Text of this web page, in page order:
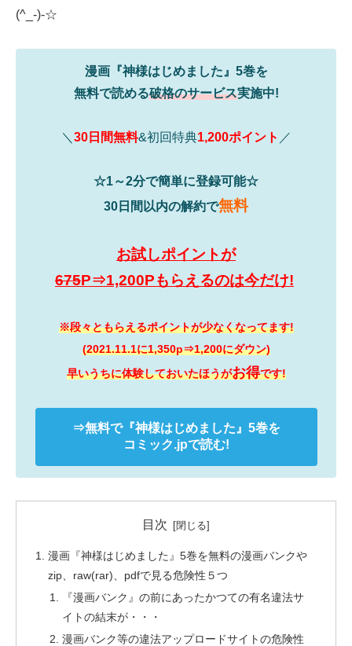
(^_-)-☆
漫画『神様はじめました』5巻を
無料で読める破格のサービス実施中!
＼ 30日間無料&初回特典1,200ポイント ／
☆1～2分で簡単に登録可能☆
30日間以内の解約で無料
お試しポイントが
675P⇒1,200Pもらえるのは今だけ!
※段々ともらえるポイントが少なくなってます!
(2021.11.1に1,350p⇒1,200にダウン)
早いうちに体験しておいたほうがお得です!
⇒無料で『神様はじめました』 5巻を
コミック.jpで読む!
目次
漫画『神様はじめました』5巻を無料の漫画バンクや
zip、raw(rar)、pdfで見る危険性５つ
『漫画バンク』の前にあったかつての有名違法サ
イトの結末が・・・
漫画バンク等の違法アップロードサイトの危険性